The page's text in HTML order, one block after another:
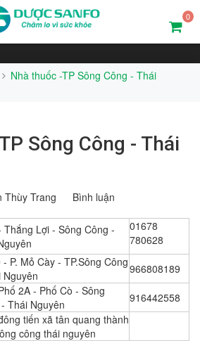
0
Nhà thuốc -TP Sông Công - Thái
Sông Công - Thái
Thùy Trang Bình luận
Thắng Lợi - Sông Công -
01678
780628
P. Mỏ Cày - TP.Sông Công
Nguyên
966808189
2A - Phố Cò - Sông
Thái Nguyên
916442558
tiến xã tân quang thành
công thái nguyên